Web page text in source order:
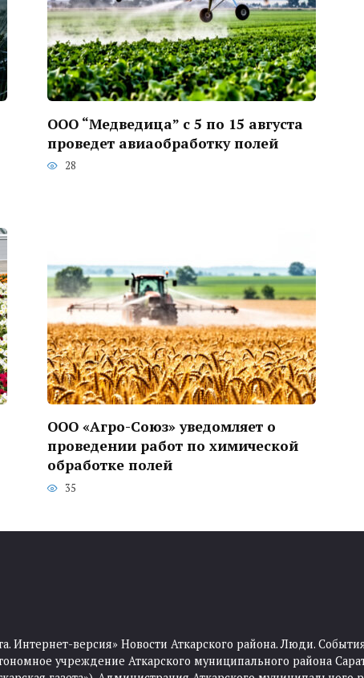
ООО “Медведица” с 5 по 15 августа
проведет авиаобработку полей
28
ООО «Агро-Союз» уведомляет о
проведении работ по химической
обработке полей
35
Интернет-версия» Новости Аткарского района. Люди.
учреждение Аткарского муниципального района